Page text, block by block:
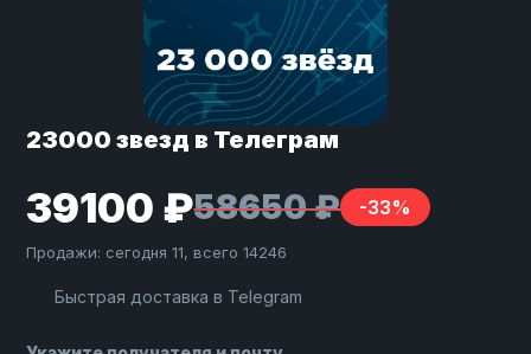
23000 звезд в Телеграм
39100 ₽58650 ₽ -33%
Продажи: сегодня 11, всего 14246
Быстрая доставка в Telegram